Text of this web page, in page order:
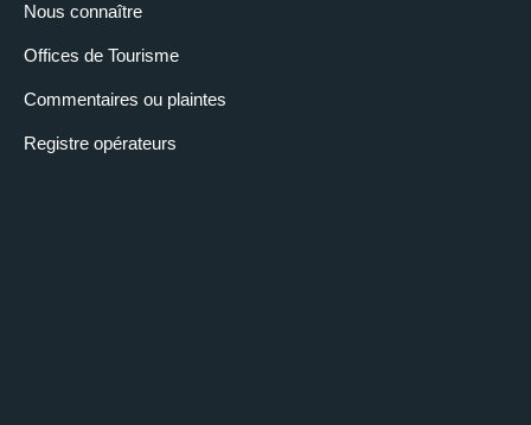
Nous connaître
Offices de Tourisme
Commentaires ou plaintes
Registre opérateurs